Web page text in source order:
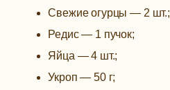
Свежие огурцы — 2 шт.;
Редис — 1 пучок;
Яйца — 4 шт.;
Укроп — 50 г;